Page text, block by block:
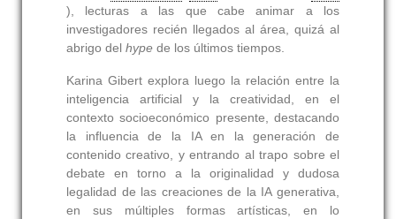
), lecturas a las que cabe animar a los
investigadores recién llegados al área, quizá al
abrigo del hype de los últimos tiempos.
Karina Gibert explora luego la relación entre la
inteligencia artificial y la creatividad, en el
contexto socioeconómico presente, destacando
la influencia de la IA en la generación de
contenido creativo, y entrando al trapo sobre el
debate en torno a la originalidad y dudosa
legalidad de las creaciones de la IA generativa,
en sus múltiples formas artísticas, en lo